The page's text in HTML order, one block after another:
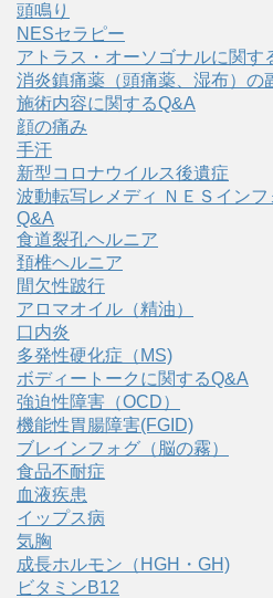
頭鳴り
NESセラピー
アトラス・オーソゴナルに関す
消炎鎮痛薬（頭痛薬、湿布）の
施術内容に関するQ&A
顔の痛み
手汗
新型コロナウイルス後遺症
波動転写レメディ ＮＥＳイン
Q&A
食道裂孔ヘルニア
頚椎ヘルニア
間欠性跛行
アロマオイル（精油）
口内炎
多発性硬化症（MS)
ボディートークに関するQ&A
強迫性障害（OCD）
機能性胃腸障害(FGID)
ブレインフォグ（脳の霧）
食品不耐症
血液疾患
イップス病
気胸
成長ホルモン（HGH・GH)
ビタミンB12